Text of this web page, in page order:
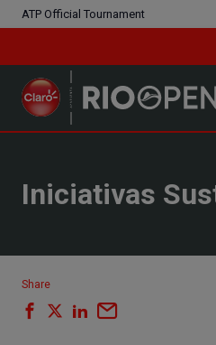
ATP Official Tournament
Iniciativas
Share